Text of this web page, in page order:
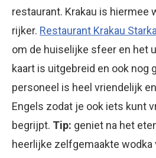
restaurant. Krakau is hiermee
rijker. Restaurant Krakau
om de huiselijke sfeer en het
kaart is uitgebreid en ook nog
personeel is heel vriendelijk
Engels zodat je ook iets kunt
begrijpt. Tip: geniet na het
heerlijke zelfgemaakte wodka